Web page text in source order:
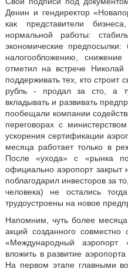
Денин и гендиректор
как представители
нормальной работы:
экономические
налогообложению,
отметил на встрече
поддерживать тех, кто строит
рубль - продал за сто, а
вкладывать и развивать
пообещали компании
переговорах с
ускорения сертификации
месяца работает только в
После «ухода» с «рынка
официально аэропорт закрыт
поблагодарил инвесторов за
человека) не остались
трудоустроены на новое
Напомним, чуть более
акций созданного
«Международный аэропорт
вложить в развитие
На первом этапе главными